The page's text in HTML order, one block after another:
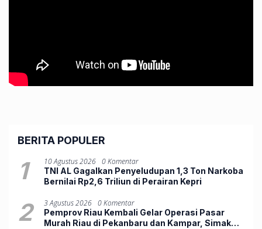
BERITA POPULER
1 10 Agustus 2026 0 Komentar
TNI AL Gagalkan Penyeludupan 1,3 Ton Narkoba
Bernilai Rp2,6 Triliun di Perairan Kepri
2 3 Agustus 2026 0 Komentar
Pemprov Riau Kembali Gelar Operasi Pasar
Murah Riau di Pekanbaru dan Kampar, Simak